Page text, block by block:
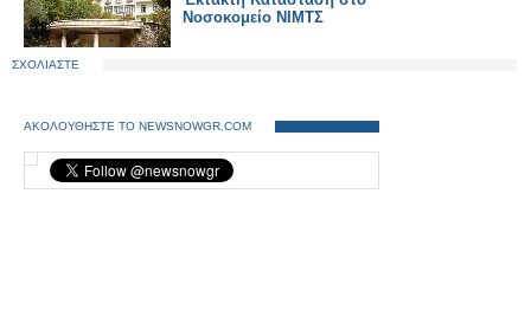
Νοσοκομείο ΝΙΜΤΣ
ΣΧΟΛΙΑΣΤΕ
ΑΚΟΛΟΥΘΗΣΤΕ ΤΟ NEWSNOWGR.COM